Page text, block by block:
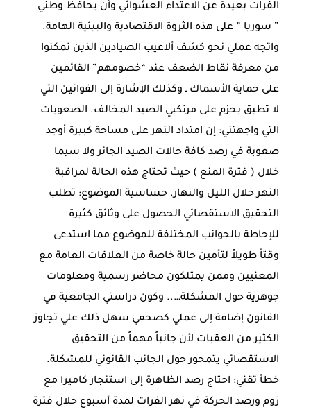
الفرات بعيدة عن الاعتداء العشوائي وأن يحافظ وطني
” سوريا ” على هذه الثروة الاقتصادية والبيئية الهامة.
واتجه عملي نحو كشف ألاعيب الصيادين الذين تمكنوا
من معرفة نقاط الضعف عند “خصومهم” القائمين
على حماية الأسماك ـ وكذلك الإشارة إلى القوانين التي
لا تطبق بحزم على مرتكبي الصيد المخالف. الصعوبات
التي واجهتني: إن امتداد النهر على مساحة كبيرة أوجد
صعوبة في رصد كافة حالات الصيد الجائر ولا سيما
خلال ( فترة المنع ) حيث تحتاج هذه الحالة لمراقبة
النهر خلال الليل والنهار. حساسية الموضوع: تطلب
التحقيق الاستقصائي الحصول على وثائق كثيرة
للإحاطة بالجوانب المختلفة للموضوع مما استدعى
وقتاً طويلاً لتأمين حالة خاصة من العلاقات العامة مع
المعنيين وممن يمتلكون محاضر رسمية ومعلومات
جوهرية حول المشكلة….. وكون دراستي الجامعية في
القانون إضافة إلى عملي كصحفي سهل ذلك علي تجاوز
الكثير من العقبات لأن جانباً مهماً من التحقيق
الاستقصائي يتمحور حول الجانب القانوني للمشكلة.
خطأ تقني: احتاج رصد الظاهرة إلى استئجار كاميرا مع
زوم ورصد الحركة في نهر الفرات لمدة أسبوع خلال فترة